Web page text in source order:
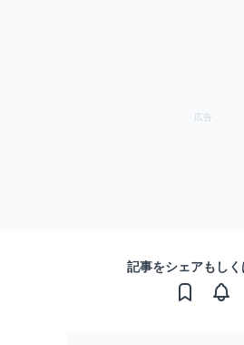
記事をシェアもし